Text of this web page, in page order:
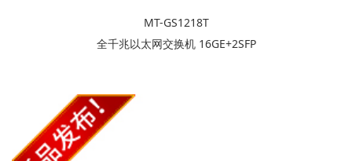
MT-GS1218T
全千兆以太网交换机 16GE+2SFP